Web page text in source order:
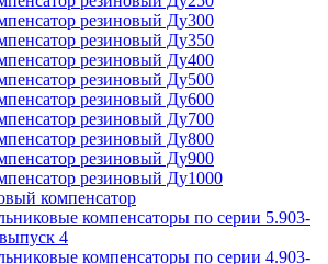
резиновый Ду300
резиновый Ду350
резиновый Ду400
резиновый Ду500
резиновый Ду600
резиновый Ду700
резиновый Ду800
резиновый Ду900
резиновый Ду1000
компенсатор
компенсаторы по серии 5.903-
4
компенсаторы по серии 4.903-